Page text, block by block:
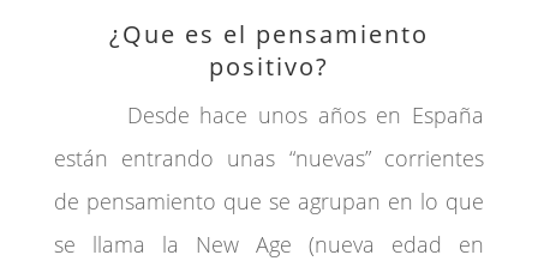
¿Que es el pensamiento
positivo?
Desde hace unos años en España
están entrando unas “nuevas” corrientes
de pensamiento que se agrupan en lo que
se llama la New Age (nueva edad en